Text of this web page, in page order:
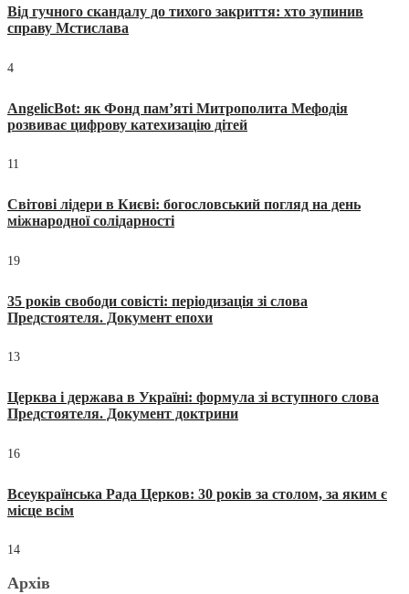
Від гучного скандалу до тихого закриття: хто зупинив
справу Мстислава
4
AngelicBot: як Фонд пам’яті Митрополита Мефодія
розвиває цифрову катехизацію дітей
11
Світові лідери в Києві: богословський погляд на день
міжнародної солідарності
19
35 років свободи совісті: періодизація зі слова
Предстоятеля. Документ епохи
13
Церква і держава в Україні: формула зі вступного слова
Предстоятеля. Документ доктрини
16
Всеукраїнська Рада Церков: 30 років за столом, за яким є
місце всім
14
Архів